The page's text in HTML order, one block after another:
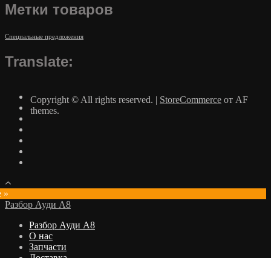
Метки товаров
Специальные предложения
Translate:
Copyright © All rights reserved. | StoreCommerce от AF
themes.
»
Разбор Ауди А8
Разбор Ауди А8
О нас
Запчасти